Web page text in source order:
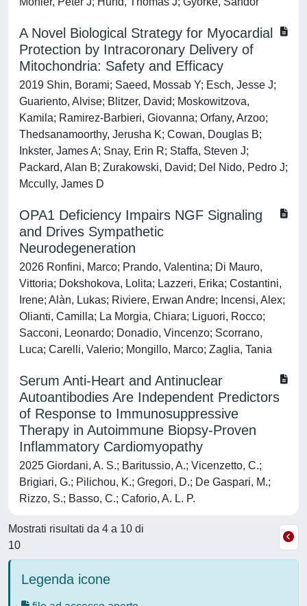
A Novel Biological Strategy for Myocardial
Protection by Intracoronary Delivery of
Mitochondria: Safety and Efficacy
2019 Shin, Borami; Saeed, Mossab Y; Esch, Jesse J;
Guariento, Alvise; Blitzer, David; Moskowitzova,
Kamila; Ramirez-Barbieri, Giovanna; Orfany, Arzoo;
Thedsanamoorthy, Jerusha K; Cowan, Douglas B;
Inkster, James A; Snay, Erin R; Staffa, Steven J;
Packard, Alan B; Zurakowski, David; Del Nido, Pedro J;
Mccully, James D
OPA1 Deficiency Impairs NGF Signaling
and Drives Sympathetic
Neurodegeneration
2026 Ronfini, Marco; Prando, Valentina; Di Mauro,
Vittoria; Dokshokova, Lolita; Lazzeri, Erika; Costantini,
Irene; Alàn, Lukas; Riviere, Erwan Andre; Incensi, Alex;
Olianti, Camilla; La Morgia, Chiara; Liguori, Rocco;
Sacconi, Leonardo; Donadio, Vincenzo; Scorrano,
Luca; Carelli, Valerio; Mongillo, Marco; Zaglia, Tania
Serum Anti-Heart and Antinuclear
Autoantibodies Are Independent Predictors
of Response to Immunosuppressive
Therapy in Autoimmune Biopsy-Proven
Inflammatory Cardiomyopathy
2025 Giordani, A. S.; Baritussio, A.; Vicenzetto, C.;
Brigiari, G.; Pilichou, K.; Gregori, D.; De Gaspari, M.;
Rizzo, S.; Basso, C.; Caforio, A. L. P.
Mostrati risultati da 4 a 10 di
10
Legenda icone